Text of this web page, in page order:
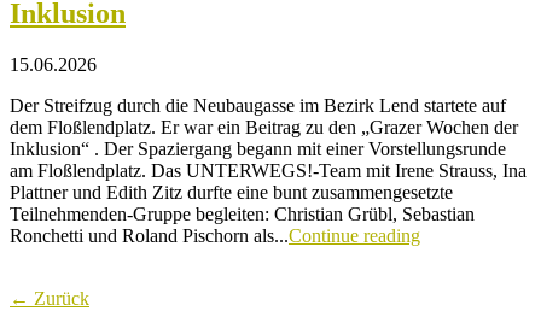
Inklusion
15.06.2026
Der Streifzug durch die Neubaugasse im Bezirk Lend startete auf
dem Floßlendplatz. Er war ein Beitrag zu den „Grazer Wochen der
Inklusion“ . Der Spaziergang begann mit einer Vorstellungsrunde
am Floßlendplatz. Das UNTERWEGS!-Team mit Irene Strauss, Ina
Plattner und Edith Zitz durfte eine bunt zusammengesetzte
Teilnehmenden-Gruppe begleiten: Christian Grübl, Sebastian
Ronchetti und Roland Pischorn als...Continue reading
← Zurück